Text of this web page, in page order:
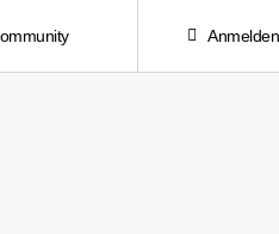
Anmelden